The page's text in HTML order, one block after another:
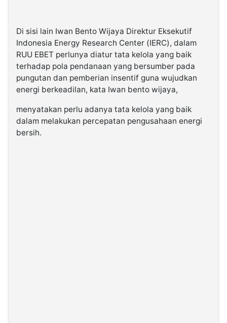
Di sisi lain Iwan Bento Wijaya Direktur Eksekutif
Indonesia Energy Research Center (IERC), dalam
RUU EBET perlunya diatur tata kelola yang baik
terhadap pola pendanaan yang bersumber pada
pungutan dan pemberian insentif guna wujudkan
energi berkeadilan, kata Iwan bento wijaya,
menyatakan perlu adanya tata kelola yang baik
dalam melakukan percepatan pengusahaan energi
bersih.